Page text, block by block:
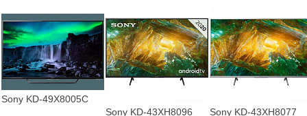
Sony KD-49X8005C
Sony KD-43XH8096
Sony KD-43XH8077